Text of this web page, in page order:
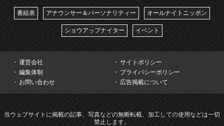
番組表 アナウンサー＆パーソナリティー オールナイトニッポン
ショウアップナイター イベント
運営会社
サイトポリシー
編集体制
プライバシーポリシー
お問い合わせ
広告掲載について
当ウェブサイトに掲載の記事、写真などの無断転載、加工しての使用などは一切
禁止します。